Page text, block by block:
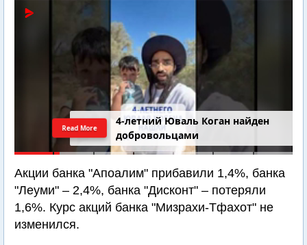
4-летний Юваль Коган найден
добровольцами
Read More
Акции банка "Апоалим" прибавили 1,4%, банка
"Леуми" – 2,4%, банка "Дисконт" – потеряли
1,6%. Курс акций банка "Мизрахи-Тфахот" не
изменился.